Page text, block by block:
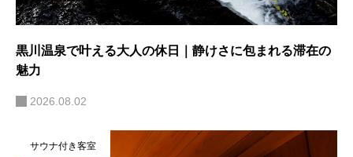
黒川温泉で叶える大人の休日｜静けさに包まれる滞在の
魅力
2026.08.02
サウナ付き客室